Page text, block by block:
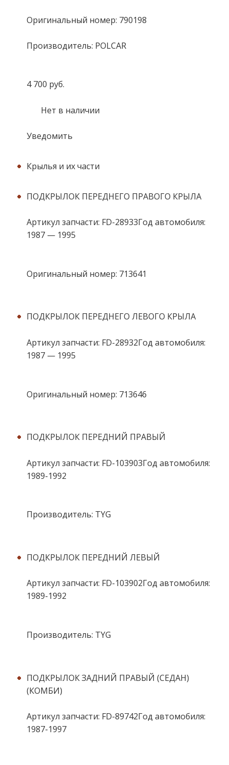
Оригинальный номер: 790198
Производитель: POLCAR
4 700 руб.
Нет в наличии
Уведомить
Крылья и их части
ПОДКРЫЛОК ПЕРЕДНЕГО ПРАВОГО КРЫЛА
Артикул запчасти: FD-28933Год автомобиля:
1987 — 1995
Оригинальный номер: 713641
ПОДКРЫЛОК ПЕРЕДНЕГО ЛЕВОГО КРЫЛА
Артикул запчасти: FD-28932Год автомобиля:
1987 — 1995
Оригинальный номер: 713646
ПОДКРЫЛОК ПЕРЕДНИЙ ПРАВЫЙ
Артикул запчасти: FD-103903Год автомобиля:
1989-1992
Производитель: TYG
ПОДКРЫЛОК ПЕРЕДНИЙ ЛЕВЫЙ
Артикул запчасти: FD-103902Год автомобиля:
1989-1992
Производитель: TYG
ПОДКРЫЛОК ЗАДНИЙ ПРАВЫЙ (СЕДАН)
(КОМБИ)
Артикул запчасти: FD-89742Год автомобиля:
1987-1997